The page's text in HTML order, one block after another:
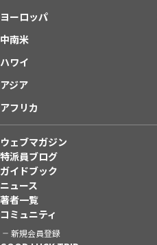
ヨーロッパ
中南米
ハワイ
アジア
アフリカ
ウェブマガジン
特派員ブログ
ガイドブック
ニュース
著者一覧
コミュニティ
新規会員登録